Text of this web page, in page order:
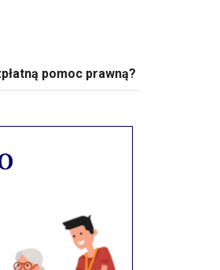
pomoc prawną?